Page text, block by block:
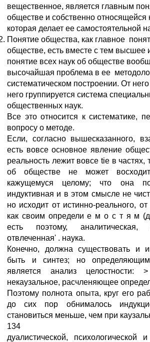
вещественное, является главным
обществе и собственно относящейся
которая делает ее самостоятельной
Понятие общества, как главное
обществе, есть вместе с тем высшее
понятие всех наук об обществе
высочайшая проблема в ее
систематическом построении. От
него группируется система
общественных наук.
Все это относится к систематике,
вопросу о методе.
Если, согласно вышесказанного,
есть вовсе основное явление
реальность лежит вовсе tie в частях,
об обществе не может
кажущемуся целому; что она
индуктивная и в этом смысле не
но исходит от истинно-реального,
как своим определи е м о с т я м
есть поэтому, аналитическая,
отвлеченная' . наука.
Конечно, должна существовать и
быть и синтез; но
является анализ целостности: >
некаузальное, расчленяющее
Поэтому полнота опыта, круг его
до сих пор обнималось
становиться меньше, чем при
134
дуалистической,